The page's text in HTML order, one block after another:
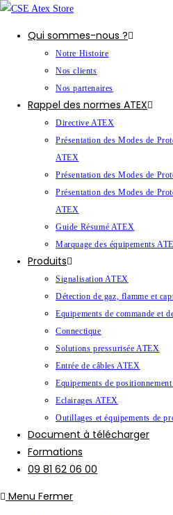
Qui sommes-nous ?
Notre Histoire
Nos clients
Nos partenaires
Rappel des normes ATEX
Directive ATEX
Présentation des Modes de
ATEX
Présentation des Modes de
Présentation des Modes de
ATEX
Guide Résumé ATEX
Marquage des équipements
Produits
Signalisation ATEX
Détection de gaz, flamme et
Equipements de commande et
Connectique
Solutions pressurisée ATEX
Entrée de câbles ATEX
Equipements de
Eclairages ATEX
Outillages et équipements de
Document à télécharger
Formations
09 81 62 06 00
Menu Fermer